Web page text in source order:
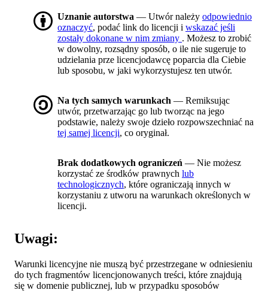
Uznanie autorstwa — Utwór należy odpowiednio
oznaczyć, podać link do licencji i wskazać jeśli
zostały dokonane w nim zmiany . Możesz to zrobić
w dowolny, rozsądny sposób, o ile nie sugeruje to
udzielania prze licencjodawcę poparcia dla Ciebie
lub sposobu, w jaki wykorzystujesz ten utwór.
Na tych samych warunkach — Remiksując
utwór, przetwarzając go lub tworząc na jego
podstawie, należy swoje dzieło rozpowszechniać na
tej samej licencji, co oryginał.
Brak dodatkowych ograniczeń — Nie możesz
korzystać ze środków prawnych lub
technologicznych, które ograniczają innych w
korzystaniu z utworu na warunkach określonych w
licencji.
Uwagi:
Warunki licencyjne nie muszą być przestrzegane w odniesieniu
do tych fragmentów licencjonowanych treści, które znajdują
się w domenie publicznej, lub w przypadku sposobów